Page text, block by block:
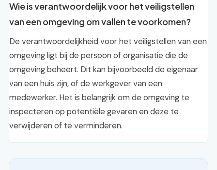
Wie is verantwoordelijk voor het veiligstellen
van een omgeving om vallen te voorkomen?
De verantwoordelijkheid voor het veiligstellen van een
omgeving ligt bij de persoon of organisatie die de
omgeving beheert. Dit kan bijvoorbeeld de eigenaar
van een huis zijn, of de werkgever van een
medewerker. Het is belangrijk om de omgeving te
inspecteren op potentiële gevaren en deze te
verwijderen of te verminderen.